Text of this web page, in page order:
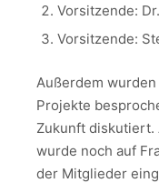
Vorsitzende:
Vorsitzende:
Außerdem
Projekte
Zukunft diskutiert.
wurde noch auf
der Mitglieder